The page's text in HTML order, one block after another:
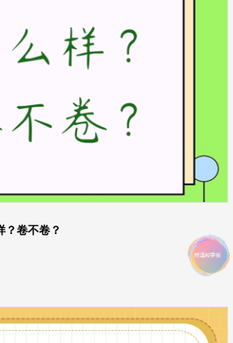
？卷不卷？